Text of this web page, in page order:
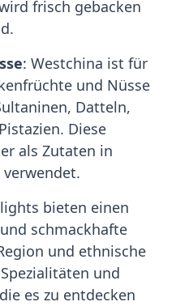
frisch gebacken
: Westchina ist für
und Nüsse
Datteln,
Diese
als Zutaten in
bieten einen
schmackhafte
und ethnische
und
es zu entdecken